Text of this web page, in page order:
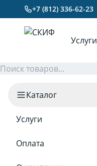
+7 (812) 336-62-23
Услуги
Каталог
Услуги
Оплата